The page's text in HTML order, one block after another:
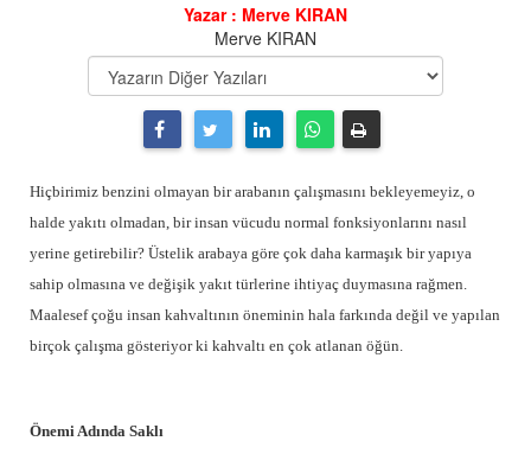
Yazar : Merve KIRAN
Merve KIRAN
Hiçbirimiz benzini olmayan bir arabanın çalışmasını bekleyemeyiz, o
halde yakıtı olmadan, bir insan vücudu normal fonksiyonlarını nasıl
yerine getirebilir? Üstelik arabaya göre çok daha karmaşık bir yapıya
sahip olmasına ve değişik yakıt türlerine ihtiyaç duymasına rağmen.
Maalesef çoğu insan kahvaltının öneminin hala farkında değil ve yapılan
birçok çalışma gösteriyor ki kahvaltı en çok atlanan öğün.
Önemi Adında Saklı